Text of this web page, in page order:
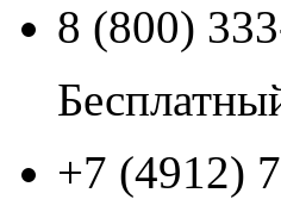
8 (800)
+7 (4912)